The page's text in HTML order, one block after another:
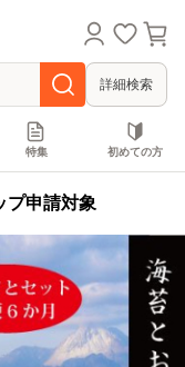
詳細検索
特集 初めての方
プ申請対象